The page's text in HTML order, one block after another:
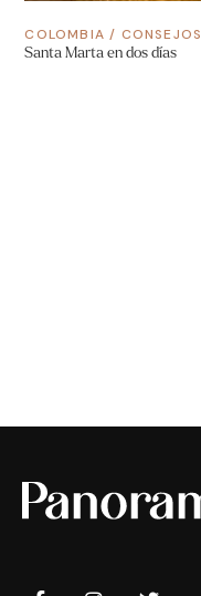
COLOMBIA /
Santa Marta en dos días